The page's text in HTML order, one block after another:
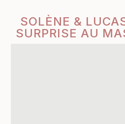
SOLÈNE &
SURPRISE AU